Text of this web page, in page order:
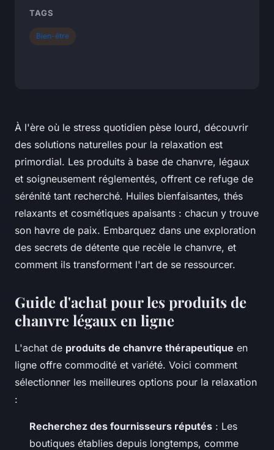
À l'ère où le stress quotidien pèse lourd, découvrir
des solutions naturelles pour la relaxation est
primordial. Les produits à base de chanvre, légaux
et soigneusement réglementés, offrent ce refuge de
sérénité tant recherché. Huiles bienfaisantes, thés
relaxants et cosmétiques apaisants : chacun y trouve
son havre de paix. Embarquez dans une exploration
des secrets de détente que recèle le chanvre, et
comment ils transforment l'art de se ressourcer.
Guide d'achat pour les produits de
chanvre légaux en ligne
L'achat de produits de chanvre thérapeutique en
ligne offre commodité et variété. Voici comment
sélectionner les meilleures options pour la relaxation
:
Recherchez des fournisseurs réputés : Les
boutiques établies depuis longtemps, comme
TAGS
Bien-être